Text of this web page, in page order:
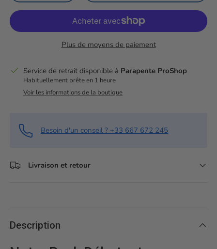
Plus de moyens de paiement
Service de retrait disponible à Parapente ProShop
Habituellement prête en 1 heure
Voir les informations de la boutique
Besoin d'un conseil ? +33 667 672 245
Livraison et retour
Description